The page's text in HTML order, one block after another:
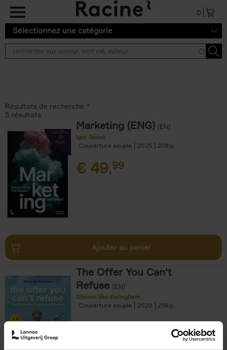
Aller au contenu principal
0
Sélectionnez une catégorie
Résultats de recherche ''
5 résultats
Marketing (ENG) (EN)
Igor Nowé
Couverture souple
2025 208
€ 49,99
Ajouter au panier
The Offer You Can't
Refuse (EN)
Steven Van Belleghem
Couverture souple
2020 256
€37,50